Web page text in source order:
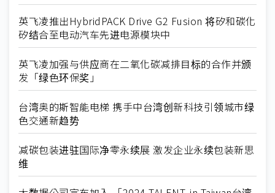
英飞凌推出HybridPACK Drive G2 Fusion 将矽和碳化
矽结合至电动汽车先进电源模块中
英飞凌加强与供应商在二氧化碳减排目标的合作并颁
发「绿色环保奖」
台湾奥的斯智能电梯 携手中台湾创新科技引领城市绿
色交通新趋势
减碳包装进驻国际净零永续展 激发企业永续包装新思
维